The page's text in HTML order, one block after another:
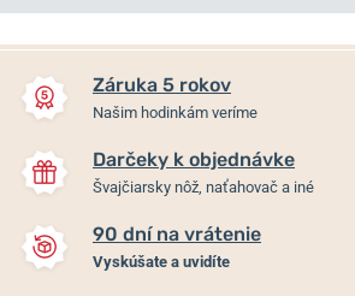
Záruka 5 rokov
Našim hodinkám veríme
Darčeky k objednávke
Švajčiarsky nôž, naťahovač a iné
90 dní na vrátenie
Vyskúšate a uvidíte